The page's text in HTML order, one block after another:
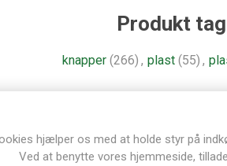
Produkt
knapper (266) , plast (55) ,
der har købt denne
hjælper os med at holde styr på
Ved at benytte vores hjemmeside,